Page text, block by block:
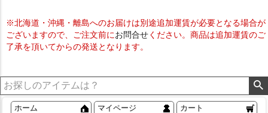
※北海道・沖縄・離島へのお届けは別途追加運賃が必要となる場合が
ございますので、ご注文前にお問合せください。商品は追加運賃のご
了承を頂いてからの発送となります。
ホーム マイページ カート